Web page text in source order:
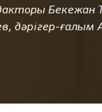
Бекежан
ғалым